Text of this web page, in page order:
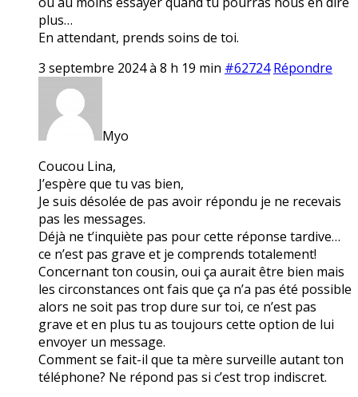
plus…
En attendant, prends soins de toi.
3 septembre 2024 à 8 h 19 min #62724 Répondre
Myo
Coucou Lina,
J’espère que tu vas bien,
Je suis désolée de pas avoir répondu je ne recevais
pas les messages.
Déjà ne t’inquiète pas pour cette réponse tardive…
ce n’est pas grave et je comprends totalement!
Concernant ton cousin, oui ça aurait être bien mais
les circonstances ont fais que ça n’a pas été possible
alors ne soit pas trop dure sur toi, ce n’est pas
grave et en plus tu as toujours cette option de lui
envoyer un message.
Comment se fait-il que ta mère surveille autant ton
téléphone? Ne répond pas si c’est trop indiscret.